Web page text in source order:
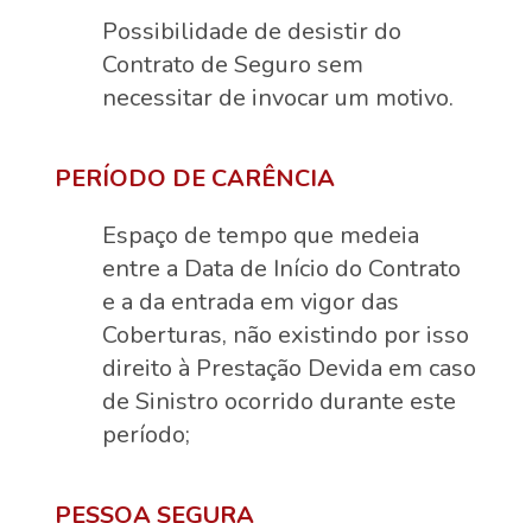
Possibilidade de desistir do
Contrato de Seguro sem
necessitar de invocar um motivo.
PERÍODO DE CARÊNCIA
Espaço de tempo que medeia
entre a Data de Início do Contrato
e a da entrada em vigor das
Coberturas, não existindo por isso
direito à Prestação Devida em caso
de Sinistro ocorrido durante este
período;
PESSOA SEGURA